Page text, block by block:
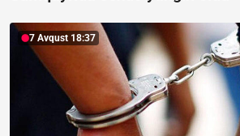
7 Avqust 18:37